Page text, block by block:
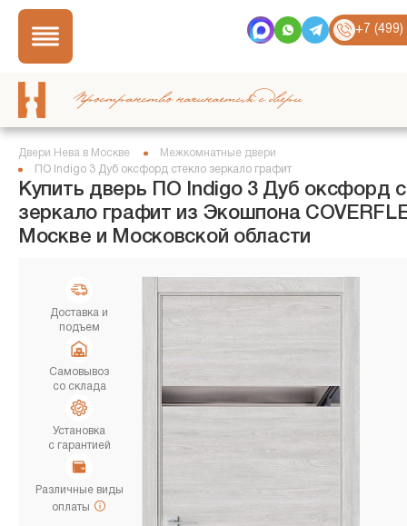
+7
Пространство начинается с двери
Двери Нева в Москве
Межкомнатные двери
ПО Indigo 3 Дуб оксфорд стекло зеркало графит
Купить дверь ПО Indigo 3 Дуб оксфорд
зеркало графит из Экошпона
Москве и Московской области
Доставка и
подъем
Самовывоз
со склада
Установка
с гарантией
Различные виды
оплаты